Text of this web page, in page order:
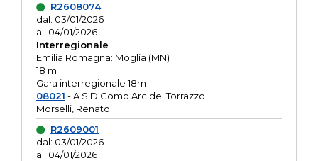
R2608074
dal: 03/01/2026
al: 04/01/2026
Interregionale
Emilia Romagna: Moglia (MN)
18 m
Gara interregionale 18m
08021 - A.S.D.Comp.Arc.del Torrazzo
Morselli, Renato
R2609001
dal: 03/01/2026
al: 04/01/2026